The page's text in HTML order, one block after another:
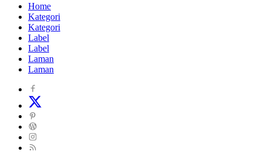
Home
Kategori
Kategori
Label
Label
Laman
Laman